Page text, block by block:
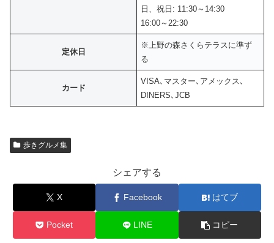
日、祝日: 11:30～14:30
16:00～22:30
定休日
※上野の森さくらテラスに準ず
る
カード
VISA､マスター､アメックス､
DINERS､JCB
歩きグルメ集
シェアする
X Facebook はてブ
Pocket LINE コピー